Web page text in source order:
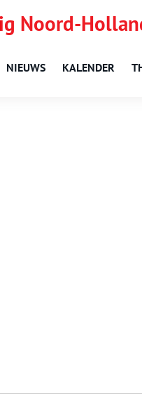
Noord-
NIEUWS KALENDER